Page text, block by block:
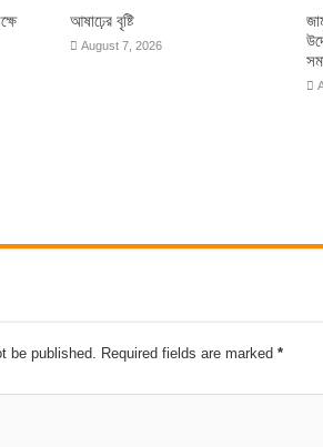
আষাঢ়ের বৃষ্টি
August 7, 2026
be published. Required fields are marked *